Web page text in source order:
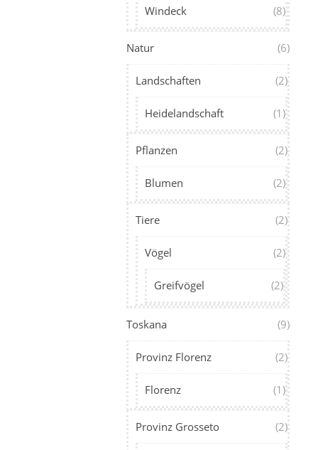
Windeck (8)
Natur (6)
Landschaften (2)
Heidelandschaft (1)
Pflanzen (2)
Blumen (2)
Tiere (2)
Vögel (2)
Greifvögel (2)
Toskana (9)
Provinz Florenz (2)
Florenz (1)
Provinz Grosseto (2)